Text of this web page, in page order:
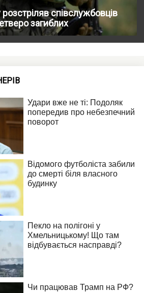
співслужбовців
загиблих